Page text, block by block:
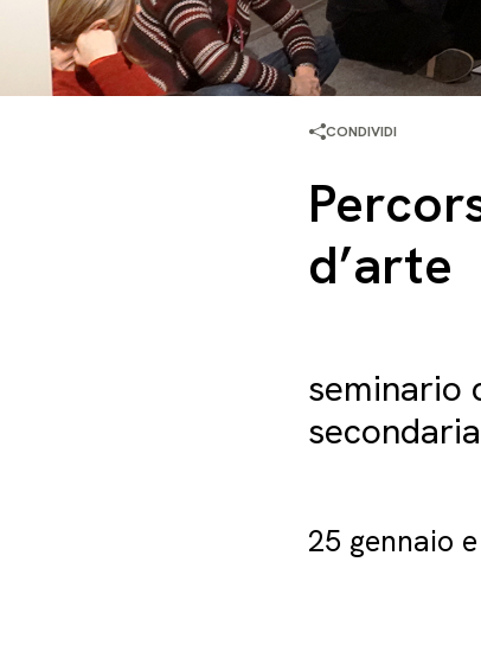
CONDIVIDI
d’arte
seminario
secondaria
25 gennaio